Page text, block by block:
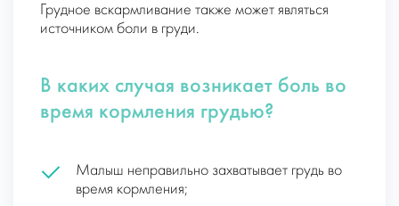
Грудное вскармливание также может являться
источником боли в груди.
В каких случая возникает боль во
время кормления грудью?
Малыш неправильно захватывает грудь во
время кормления;